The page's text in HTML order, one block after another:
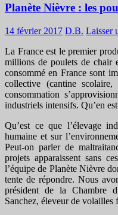
Planète Nièvre : les
14 février 2017 D.B. Laisser
La France est le premier
millions de poulets de
consommé en France sont
collective (cantine
consommation
industriels intensifs. Qu’en
Qu’est ce que l’élevage
humaine et sur
Peut-on parler de
projets apparaissent sans
l’équipe de Planète Nièvre
tente de répondre. Nous
président de la Chambre
Sanchez, éleveur de volailles